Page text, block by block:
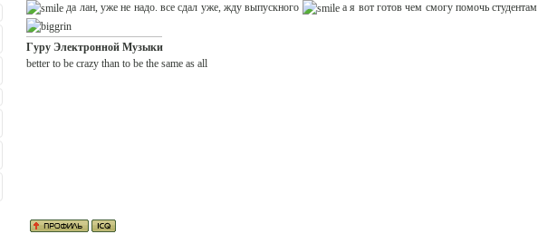
да лан, уже не надо. все сдал уже, жду выпускного а я вот готов чем смогу помочь
Гуру Электронной Музыки
better to be crazy than to be the same as all